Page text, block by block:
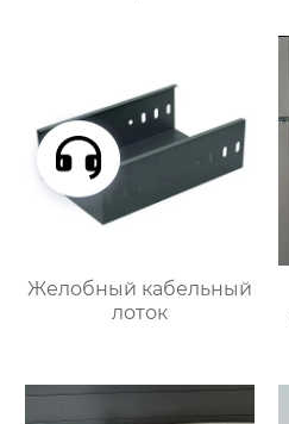
Желобный кабельный
лоток